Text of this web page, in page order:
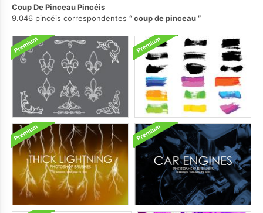
Coup De Pinceau Pincéis
9.046 pincéis correspondentes
coup de pinceau